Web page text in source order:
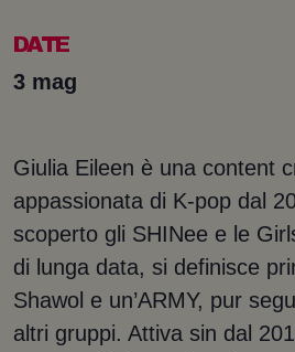
DATE
3 mag
Giulia Eileen è una content
appassionata di K-pop dal
scoperto gli SHINee e le
di lunga data, si definisce
Shawol e un’ARMY, pur
altri gruppi. Attiva sin dal